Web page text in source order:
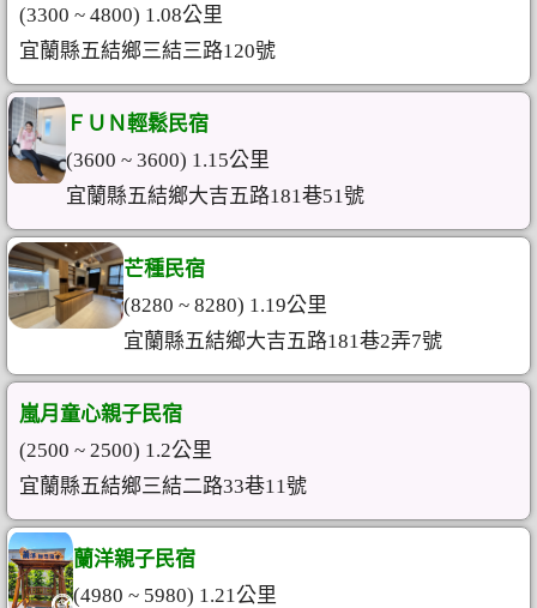
(3300 ~ 4800) 1.08公里
宜蘭縣五結鄉三結三路120號
ＦＵＮ輕鬆民宿
(3600 ~ 3600) 1.15公里
宜蘭縣五結鄉大吉五路181巷51號
芒種民宿
(8280 ~ 8280) 1.19公里
宜蘭縣五結鄉大吉五路181巷2弄7號
嵐月童心親子民宿
(2500 ~ 2500) 1.2公里
宜蘭縣五結鄉三結二路33巷11號
蘭洋親子民宿
(4980 ~ 5980) 1.21公里